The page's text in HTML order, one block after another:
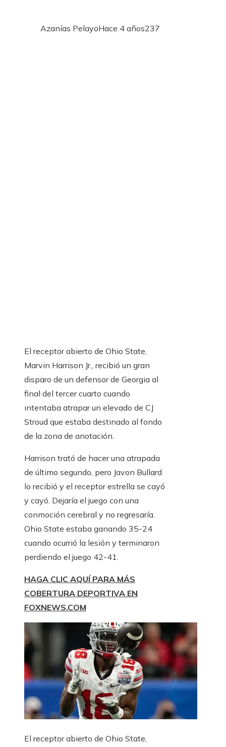
Azanías PelayoHace 4 años237
El receptor abierto de Ohio State,
Marvin Harrison Jr., recibió un gran
disparo de un defensor de Georgia al
final del tercer cuarto cuando
intentaba atrapar un elevado de CJ
Stroud que estaba destinado al fondo
de la zona de anotación.
Harrison trató de hacer una atrapada
de último segundo, pero Javon Bullard
lo recibió y el receptor estrella se cayó
y cayó. Dejaría el juego con una
conmoción cerebral y no regresaría.
Ohio State estaba ganando 35-24
cuando ocurrió la lesión y terminaron
perdiendo el juego 42-41.
HAGA CLIC AQUÍ PARA MÁS
COBERTURA DEPORTIVA EN
FOXNEWS.COM
El receptor abierto de Ohio State,